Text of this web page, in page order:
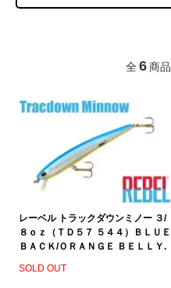
全 6 商品
レーベル トラックダウンミノー ３/
８ｏｚ（ＴＤ５７ ５４４）ＢＬＵＥ
ＢＡＣＫ/ＯＲＡＮＧＥ ＢＥＬＬＹ.
SOLD OUT